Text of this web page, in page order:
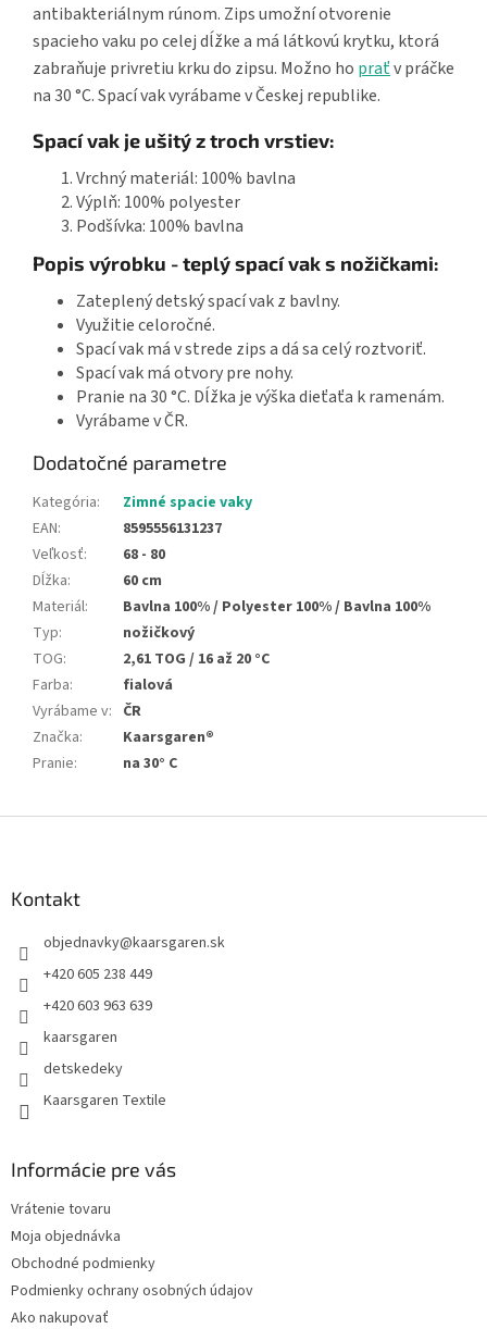
antibakteriálnym rúnom. Zips umožní otvorenie
spacieho vaku po celej dĺžke a má látkovú krytku, ktorá
zabraňuje privretiu krku do zipsu. Možno ho praťv práčke
na 30 °C. Spací vak vyrábame v Českej republike.
Spací vak je ušitý z troch vrstiev:
Vrchný materiál: 100% bavlna
Výplň: 100% polyester
Podšívka: 100% bavlna
Popis výrobku - teplý spací vak s nožičkami:
Zateplený detský spací vak z bavlny.
Využitie celoročné.
Spací vak má v strede zips a dá sa celý roztvoriť.
Spací vak má otvory pre nohy.
Pranie na 30 °C. Dĺžka je výška dieťaťa k ramenám.
Vyrábame v ČR.
Dodatočné parametre
Kategória:
Zimné spacie vaky
EAN:
8595556131237
Veľkosť:
68 - 80
Dĺžka:
60 cm
Materiál:
Bavlna 100% / Polyester 100% / Bavlna 100%
Typ:
nožičkový
TOG:
2,61 TOG / 16 až 20 °C
Farba:
fialová
Vyrábame v: ČR
Značka:
Kaarsgaren®
Pranie: na 30° C
Kontakt
objednavky@kaarsgaren.sk
+420 605 238 449
+420 603 963 639
kaarsgaren
detskedeky
Kaarsgaren Textile
Informácie pre vás
Vrátenie tovaru
Moja objednávka
Obchodné podmienky
Podmienky ochrany osobných údajov
Ako nakupovať